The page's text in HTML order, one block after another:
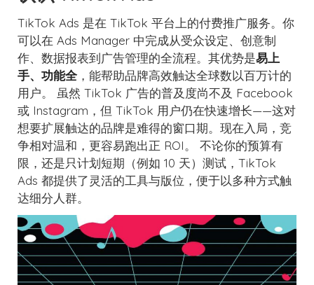
TikTok Ads 是在 TikTok 平台上的付费推广服务。你
可以在 Ads Manager 中完成从受众设定、创意制
作、数据报表到广告管理的全流程。其优势是易上
手、功能全，能帮助品牌高效触达全球数以百万计的
用户。 虽然 TikTok 广告的普及度尚不及 Facebook
或 Instagram，但 TikTok 用户仍在快速增长——这对
想要扩展触达的品牌是难得的窗口期。现在入局，竞
争相对温和，更容易跑出正 ROI。 不论你的预算有
限，还是只计划短期（例如 10 天）测试，TikTok
Ads 都提供了灵活的工具与版位，便于以多种方式触
达细分人群。